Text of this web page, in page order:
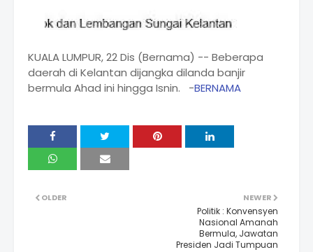
KUALA LUMPUR, 22 Dis (Bernama) -- Beberapa
daerah di Kelantan dijangka dilanda banjir
bermula Ahad ini hingga Isnin. -BERNAMA
NEWER
Politik : Konvensyen
Nasional Amanah
Bermula, Jawatan
Presiden Jadi Tumpuan
OLDER